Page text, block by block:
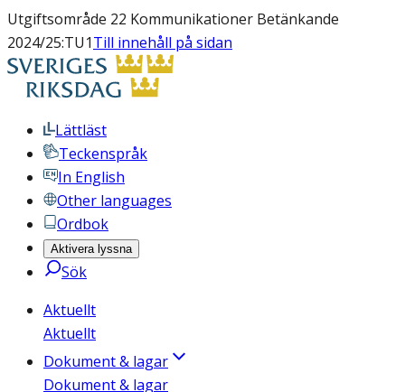
Utgiftsområde 22 Kommunikationer Betänkande
2024/25:TU1Till innehåll på sidan
Lättläst
Teckenspråk
In English
Other languages
Ordbok
Aktivera lyssna
Sök
Aktuellt
Aktuellt
Dokument & lagar
Dokument & lagar